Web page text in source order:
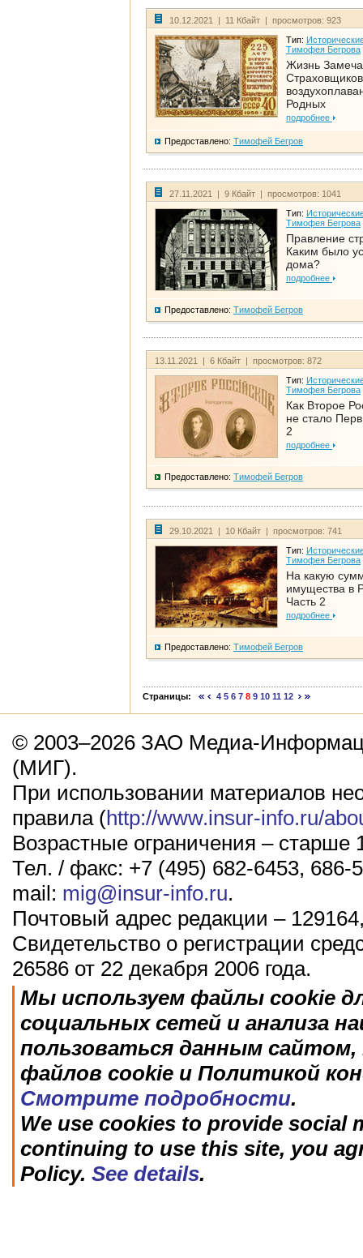
10.12.2021 | 11 Кбайт | просмотров: 923
Тип:
Тимофея Бегрова
Жизнь
Родных
подробнее
Предоставлено: Тимофей Бегров
27.11.2021 | 9 Кбайт | просмотров: 1041
Тип:
Тимофея Бегрова
Правление
Каким было
дома?
подробнее
Предоставлено: Тимофей Бегров
13.11.2021 | 6 Кбайт | просмотров: 872
Тип:
Тимофея Бегрова
Как Второе
не стало
2
подробнее
Предоставлено: Тимофей Бегров
29.10.2021 | 10 Кбайт | просмотров: 741
Тип:
Тимофея Бегрова
На какую
имущества в
Часть 2
подробнее
Предоставлено: Тимофей Бегров
Страницы: 4 5 6 7 8 9 10 11 12
© 2003–2026 ЗАО Медиа-
(МИГ).
При использовании материалов
правила (http://www.insur-info.ru/
Возрастные ограничения – старше
Тел. / факс: +7 (495) 682-6453, 686-
mail: mig@insur-info.ru.
Почтовый адрес редакции –
Свидетельство о регистрации
26586 от 22 декабря 2006 года.
Мы используем файлы cookie
социальных сетей и анализа
пользоваться данным
файлов cookie и Политикой
Смотрите подробности.
We use cookies to provide social
continuing to use this site, you
Policy. See details.